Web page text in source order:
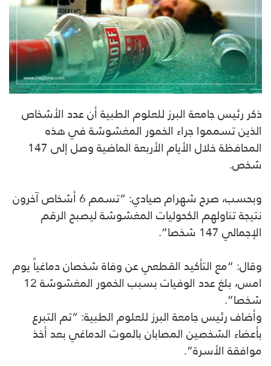
ذكر رئيس جامعة البرز للعلوم الطبية أن عدد الأشخاص
الذين تسمموا جراء الخمور المغشوشة في هذه
المحافظة خلال الأيام الأربعة الماضية وصل إلى 147
شخص.
وبحسب، صرح شهرام صيادي: “تسمم 6 أشخاص آخرون
نتيجة تناولهم الكحوليات المغشوشة ليصبح الرقم
الإجمالي 147 شخصا”.
وقال: “مع التأكيد القطعي عن وفاة شخصان دماغياً يوم
امس، بلغ عدد الوفيات بسبب الخمور المغشوشة 12
شخصا”.
وأضاف رئيس جامعة البرز للعلوم الطبية: “تم التبرع
بأعضاء الشخصين المصابان بالموت الدماغي بعد أخذ
موافقة الأسرة”.